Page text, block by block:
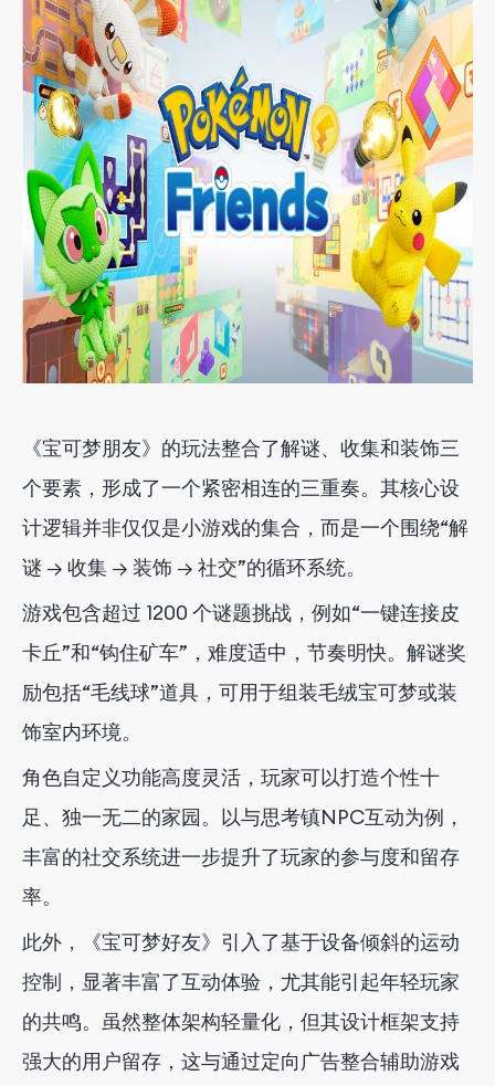
《宝可梦朋友》的玩法整合了解谜、收集和装饰三
个要素，形成了一个紧密相连的三重奏。其核心设
计逻辑并非仅仅是小游戏的集合，而是一个围绕“解
谜 → 收集 → 装饰 → 社交”的循环系统。
游戏包含超过 1200 个谜题挑战，例如“一键连接皮
卡丘”和“钩住矿车”，难度适中，节奏明快。解谜奖
励包括“毛线球”道具，可用于组装毛绒宝可梦或装
饰室内环境。
角色自定义功能高度灵活，玩家可以打造个性十
足、独一无二的家园。以与思考镇NPC互动为例，
丰富的社交系统进一步提升了玩家的参与度和留存
率。
此外，《宝可梦好友》引入了基于设备倾斜的运动
控制，显著丰富了互动体验，尤其能引起年轻玩家
的共鸣。虽然整体架构轻量化，但其设计框架支持
强大的用户留存，这与通过定向广告整合辅助游戏